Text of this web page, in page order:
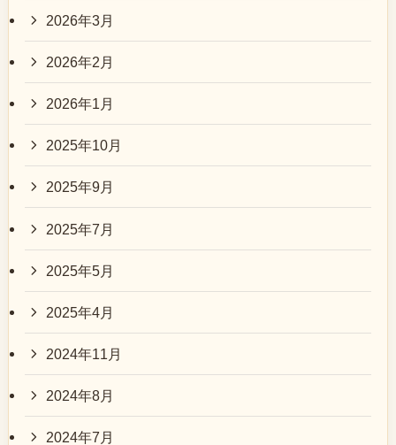
2026年3月
2026年2月
2026年1月
2025年10月
2025年9月
2025年7月
2025年5月
2025年4月
2024年11月
2024年8月
2024年7月